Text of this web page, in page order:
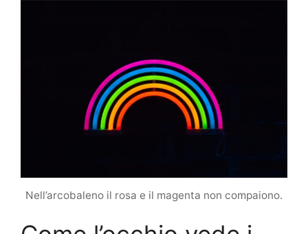
Nell’arcobaleno il rosa e il magenta non compaiono.